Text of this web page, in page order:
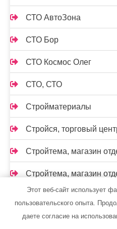
СТО АвтоЗона
СТО Бор
СТО Космос Олег
СТО, СТО
Стройматериалы
Стройся, торговый
Стройтема, магазин
Стройтема, магазин
Таежный привал, мини-
Терминал-моторс,
Этот веб-сайт использует
пользовательского опыта.
даете согласие на